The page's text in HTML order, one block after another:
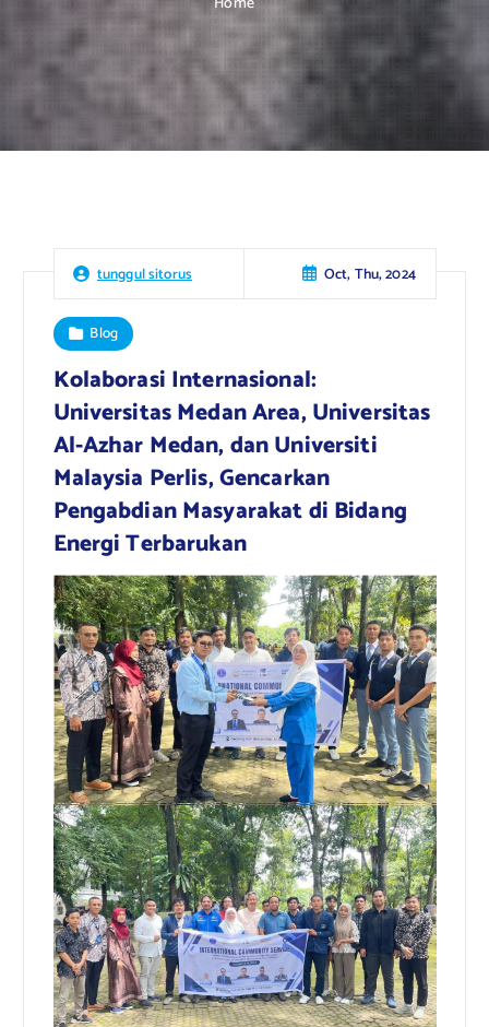
tunggul sitorus Oct, Thu, 2024
Blog
Kolaborasi Internasional:
Universitas Medan Area, Universitas
Al-Azhar Medan, dan Universiti
Malaysia Perlis, Gencarkan
Pengabdian Masyarakat di Bidang
Energi Terbarukan